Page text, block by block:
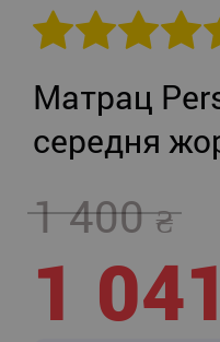
Матрац
середня
1 400
1 041